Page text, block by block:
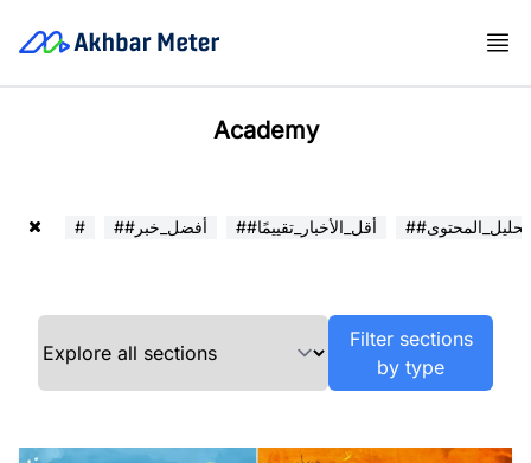
Academy
# ##أفضل_خبر ##أقل_الأخبار_تقييمًا ##تحليل_المحتوى
Filter sections
by type